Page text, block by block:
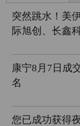
突然跳水！美
际旭创、长鑫
康宁8月7日成
名
您已成功获得